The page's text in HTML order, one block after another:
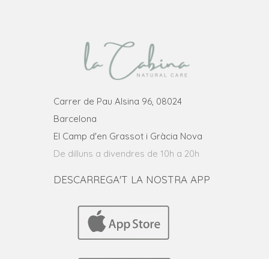
Carrer de Pau Alsina 96, 08024
Barcelona
El Camp d'en Grassot i Gràcia Nova
De dilluns a divendres de 10h a 20h
DESCARREGA'T LA NOSTRA APP